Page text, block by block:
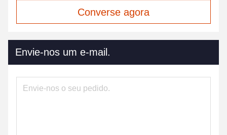
Converse agora
Envie-nos um e-mail.